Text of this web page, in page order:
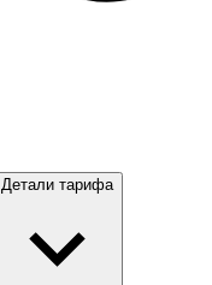
Детали тарифа